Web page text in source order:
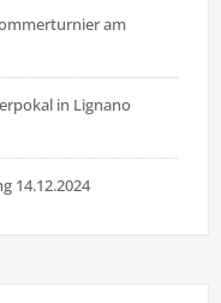
am
in Lignano
14.12.2024